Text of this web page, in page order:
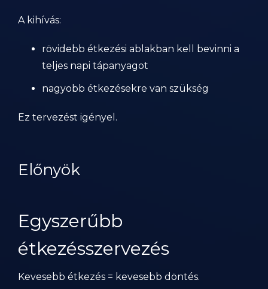
A kihívás:
rövidebb étkezési ablakban kell bevinni a
teljes napi tápanyagot
nagyobb étkezésekre van szükség
Ez tervezést igényel.
Előnyök
Egyszerűbb
étkezésszervezés
Kevesebb étkezés = kevesebb döntés.